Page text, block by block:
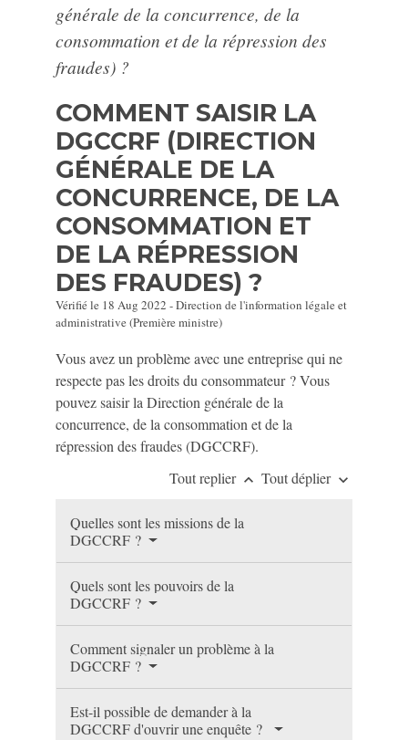
générale de la concurrence, de la
consommation et de la répression des
fraudes) ?
COMMENT SAISIR LA
DGCCRF (DIRECTION
GÉNÉRALE DE LA
CONCURRENCE, DE LA
CONSOMMATION ET
DE LA RÉPRESSION
DES FRAUDES) ?
Vérifié le 18 Aug 2022 - Direction de l'information légale et
administrative (Première ministre)
Vous avez un problème avec une entreprise qui ne
respecte pas les droits du consommateur ? Vous
pouvez saisir la Direction générale de la
concurrence, de la consommation et de la
répression des fraudes (DGCCRF).
Tout replier keyboard_arrow_up Tout déplier keyboard_arrow_down
Quelles sont les missions de la
DGCCRF ?
Quels sont les pouvoirs de la
DGCCRF ?
Comment signaler un problème à la
DGCCRF ?
Est-il possible de demander à la
DGCCRF d'ouvrir une enquête ?